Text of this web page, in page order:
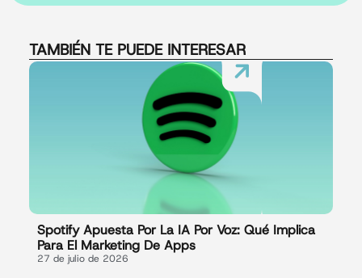
TAMBIÉN TE PUEDE INTERESAR
Spotify Apuesta Por La IA Por Voz: Qué Implica
Para El Marketing De Apps
27 de julio de 2026